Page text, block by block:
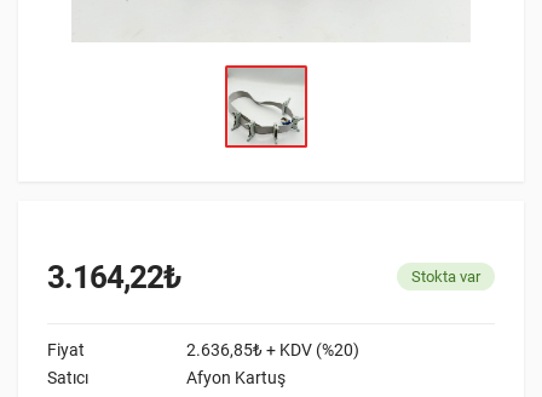
3.164,22₺ Stokta var
Fiyat
2.636,85₺ + KDV (%20)
Satıcı
Afyon Kartuş